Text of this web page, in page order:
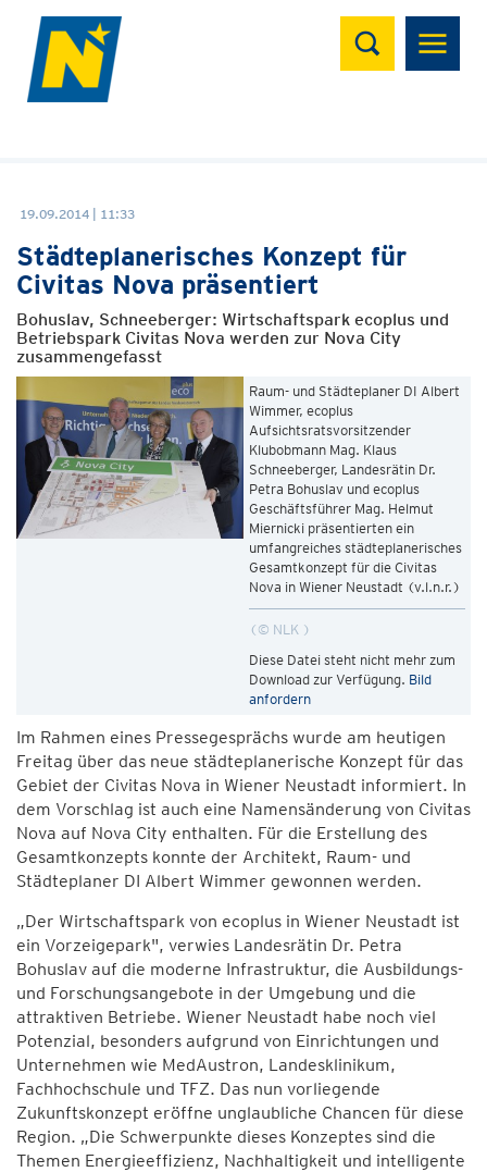
Suchen
19.09.2014 | 11:33
Städteplanerisches Konzept für
Civitas Nova präsentiert
Bohuslav, Schneeberger: Wirtschaftspark ecoplus und
Betriebspark Civitas Nova werden zur Nova City
zusammengefasst
Raum- und Städteplaner DI Albert
Wimmer, ecoplus
Aufsichtsratsvorsitzender
Klubobmann Mag. Klaus
Schneeberger, Landesrätin Dr.
Petra Bohuslav und ecoplus
Geschäftsführer Mag. Helmut
Miernicki präsentierten ein
umfangreiches städteplanerisches
Gesamtkonzept für die Civitas
Nova in Wiener Neustadt (v.l.n.r.)
© NLK
Diese Datei steht nicht mehr zum
Download zur Verfügung. Bild
anfordern
Im Rahmen eines Pressegesprächs wurde am heutigen
Freitag über das neue städteplanerische Konzept für das
Gebiet der Civitas Nova in Wiener Neustadt informiert. In
dem Vorschlag ist auch eine Namensänderung von Civitas
Nova auf Nova City enthalten. Für die Erstellung des
Gesamtkonzepts konnte der Architekt, Raum- und
Städteplaner DI Albert Wimmer gewonnen werden.
„Der Wirtschaftspark von ecoplus in Wiener Neustadt ist
ein Vorzeigepark", verwies Landesrätin Dr. Petra
Bohuslav auf die moderne Infrastruktur, die Ausbildungs-
und Forschungsangebote in der Umgebung und die
attraktiven Betriebe. Wiener Neustadt habe noch viel
Potenzial, besonders aufgrund von Einrichtungen und
Unternehmen wie MedAustron, Landesklinikum,
Fachhochschule und TFZ. Das nun vorliegende
Zukunftskonzept eröffne unglaubliche Chancen für diese
Region. „Die Schwerpunkte dieses Konzeptes sind die
Themen Energieeffizienz, Nachhaltigkeit und intelligente